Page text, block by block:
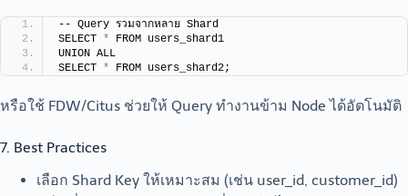
-- Query รวมจากหลาย Shard
SELECT * FROM users_shard1
UNION ALL
SELECT * FROM users_shard2;
หรือใช้ FDW/Citus ช่วยให้ Query ทำงานข้าม Node ได้อัตโนมัติ
7. Best Practices
เลือก Shard Key ให้เหมาะสม (เช่น user_id, customer_id)